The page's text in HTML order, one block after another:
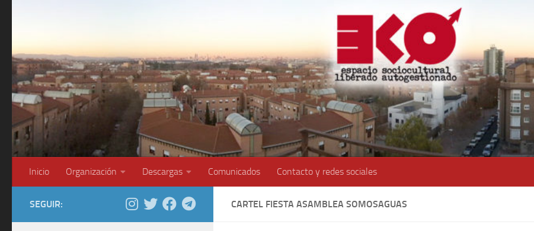
Inicio Organización Descargas Comunicados Contacto y redes sociales
CARTEL FIESTA ASAMBLEA SOMOSAGUAS
SEGUIR: